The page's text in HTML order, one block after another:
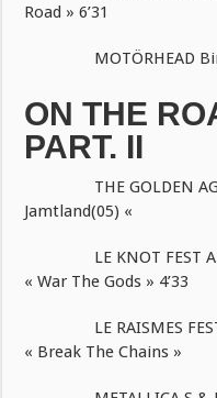
Road » 6’31
MOTÖRHEAD
ON THE
PART. II
THE GOLDEN AGE
Jamtland(05) «
LE KNOT FEST
« War The Gods » 4’33
LE RAISMES FEST
« Break The Chains »